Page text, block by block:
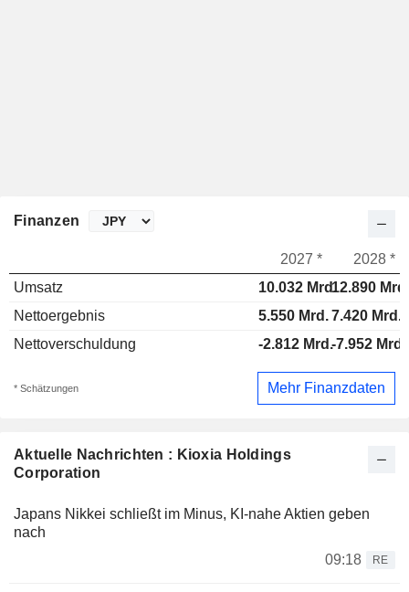
Aktuelle Nachrichten : Kioxia Holdings
Corporation
Japans Nikkei schließt im Minus, KI-nahe Aktien geben
nach
09:18
RE
Finanzen
2027 *
2028 *
Umsatz
10.032 Mrd.12.890 Mrd.
Nettoergebnis
5.550 Mrd.7.420 Mrd.
Nettoverschuldung
-2.812 Mrd.-7.952 Mrd.
* Schätzungen Mehr Finanzdaten